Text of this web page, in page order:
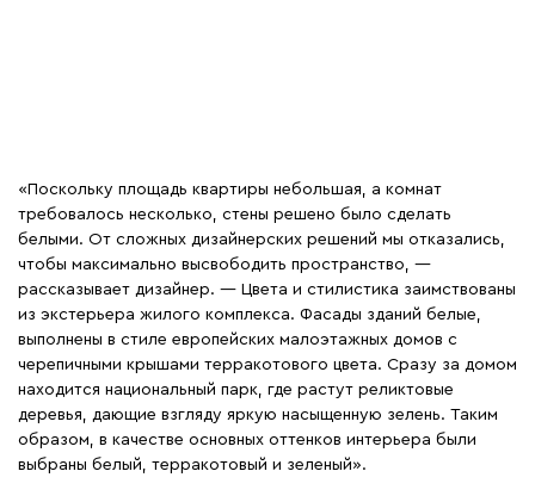
«Поскольку площадь квартиры небольшая, а комнат
требовалось несколько, стены решено было сделать
белыми. От сложных дизайнерских решений мы отказались,
чтобы максимально высвободить пространство, —
рассказывает дизайнер. — Цвета и стилистика заимствованы
из экстерьера жилого комплекса. Фасады зданий белые,
выполнены в стиле европейских малоэтажных домов с
черепичными крышами терракотового цвета. Сразу за домом
находится национальный парк, где растут реликтовые
деревья, дающие взгляду яркую насыщенную зелень. Таким
образом, в качестве основных оттенков интерьера были
выбраны белый, терракотовый и зеленый».